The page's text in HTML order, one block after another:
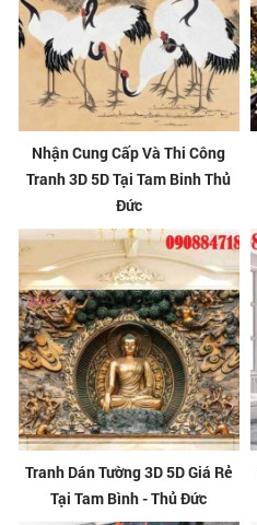
Nhận Cung Cấp Và Thi Công
Tranh 3D 5D Tại Tam Binh Thủ
Đức
Tranh Dán Tường 3D 5D Giá Rẻ
Tại Tam Bình - Thủ Đức